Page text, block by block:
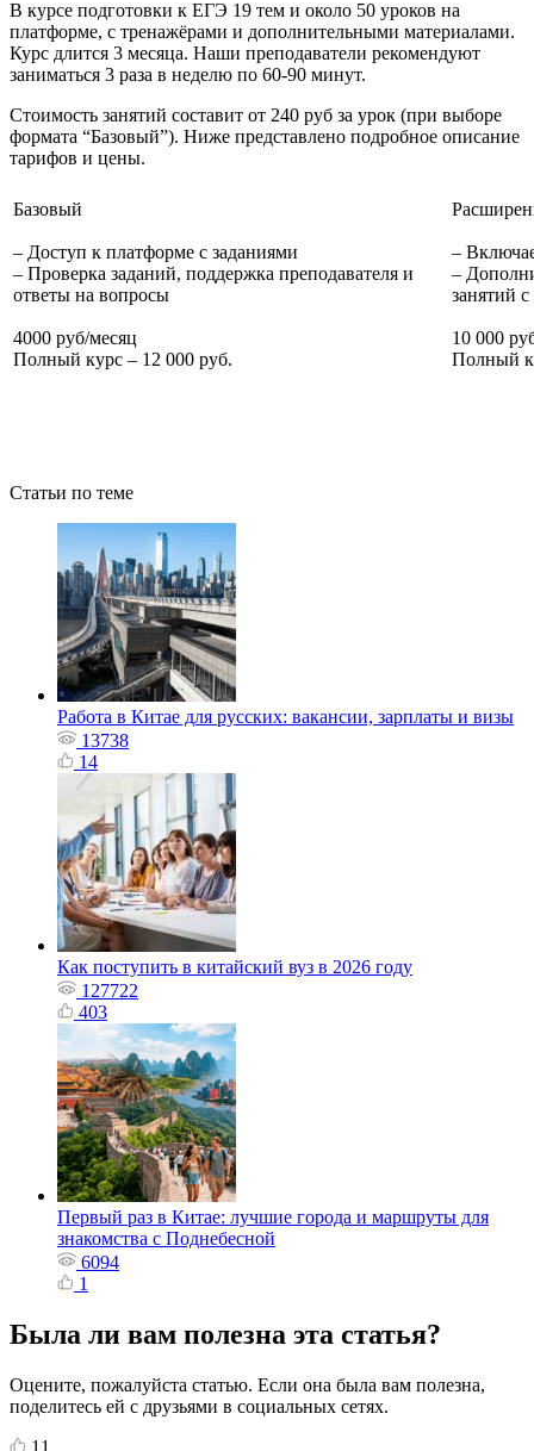
В курсе подготовки к ЕГЭ 19 тем и около 50 уроков на
платформе, с тренажёрами и дополнительными материалами.
Курс длится 3 месяца. Наши преподаватели рекомендуют
заниматься 3 раза в неделю по 60-90 минут.
Стоимость занятий составит от 240 руб за урок (при выборе
формата “Базовый”). Ниже представлено подробное описание
тарифов и цены.
Базовый
– Доступ к платформе с заданиями
– Проверка заданий, поддержка преподавателя и
ответы на вопросы
–
–
занятий
4000 руб/месяц
Полный курс – 12 000 руб.
10 000
Полный
Статьи по теме
Работа в Китае для русских: вакансии, зарплаты и визы
13738
14
Как поступить в китайский вуз в 2026 году
127722
403
Первый раз в Китае: лучшие города и маршруты для
знакомства с Поднебесной
6094
1
Была ли вам полезна эта статья?
Оцените, пожалуйста статью. Если она была вам полезна,
поделитесь ей с друзьями в социальных сетях.
11